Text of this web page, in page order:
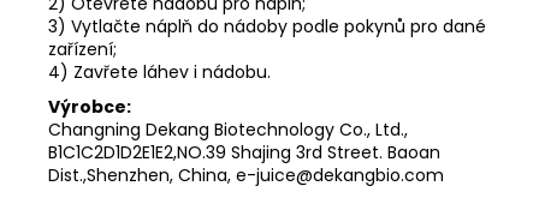
3) Vytlačte náplň do nádoby podle pokynů pro dané
zařízení;
4) Zavřete láhev i nádobu.
Výrobce:
Changning Dekang Biotechnology Co., Ltd.,
B1C1C2D1D2E1E2,NO.39 Shajing 3rd Street. Baoan
Dist.,Shenzhen, China, e-juice@dekangbio.com